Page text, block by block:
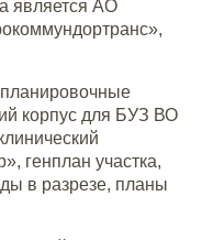
является АО
корпус для БУЗ ВО
генплан участка,
в разрезе, планы